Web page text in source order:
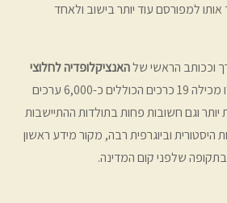
למפורסם עוד יותר בישוב ולאחד
וככותב הראשי שלהאנציקלופדיה לחלוצי
. אנציקלופדיה זו מכילה 19 כרכים הכוללים כ-6,000 ערכים
יותר וגם חשובות פחות בתולדות ההתיישבות
וביוגרפית רבה, מקור מידע ראשון
שלפני קום המדינה.